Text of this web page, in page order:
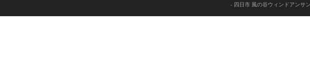
- 四日市 風の谷ウィンドアン